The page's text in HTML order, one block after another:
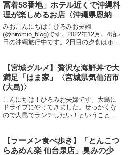
冨着58番地」ホテル近くで沖縄料
理が楽しめるお店〈沖縄県恩納
村〉
みおこんにちは！ひろみお夫婦
(@hiromio_blog)です。2022年12月。4泊5
日の沖縄旅行中です。2日目の夕食はホテ
らを訪れることにしました。ひろぶた沖
縄に来...
【宮城グルメ】贅沢な海鮮丼で大
満足「はま家」〈宮城県気仙沼市
(大島)〉
こんにちは！ひろみお夫婦です。大島に
ドライブにやってきました。せっかくな
ので大島でランチしたい！ということで
ことをおすすめします。大島大橋渡っ
て、真っすぐ。小道を右折し...
【ラーメン食べ歩き】「とんこつ
らあめん楽 仙台泉店」臭みの少